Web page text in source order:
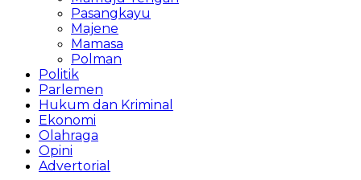
Pasangkayu
Majene
Mamasa
Polman
Politik
Parlemen
Hukum dan Kriminal
Ekonomi
Olahraga
Opini
Advertorial